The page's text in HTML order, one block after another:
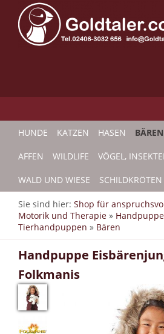
HUNDE KATZEN HASEN BÄREN
AFFEN WILDLIFE VÖGEL,
WALD UND WIESE SCHILDKRÖTEN
Sie sind hier: Shop für
Motorik und Therapie »
Tierhandpuppen » Bären
Handpuppe
Folkmanis